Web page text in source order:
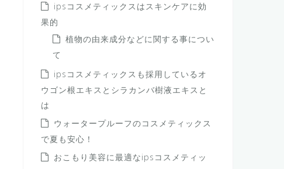
ipsコスメティックスはスキンケアに効
果的
植物の由来成分などに関する事につい
て
ipsコスメティックスも採用しているオ
ウゴン根エキスとシラカンバ樹液エキスと
は
ウォータープルーフのコスメティックス
で夏も安心！
おこもり美容に最適なipsコスメティッ